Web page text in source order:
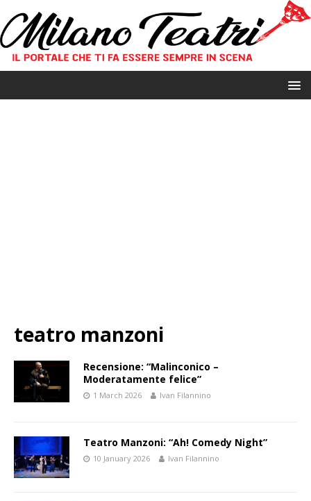
teatro manzoni
Recensione: “Malinconico –
Moderatamente felice”
1 March 2026 Ivan Filannino
Teatro Manzoni: “Ah! Comedy Night”
10 January 2026 Ivan Filannino